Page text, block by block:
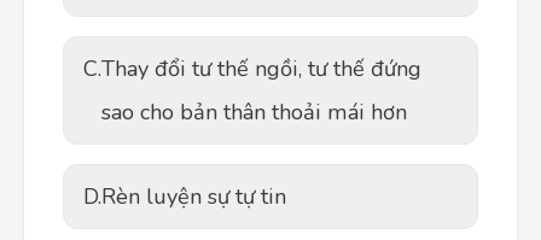
C.Thay đổi tư thế ngồi, tư thế đứng
sao cho bản thân thoải mái hơn
D.Rèn luyện sự tự tin